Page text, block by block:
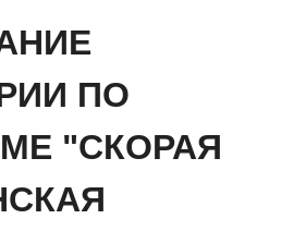
ПО
"СКОРАЯ